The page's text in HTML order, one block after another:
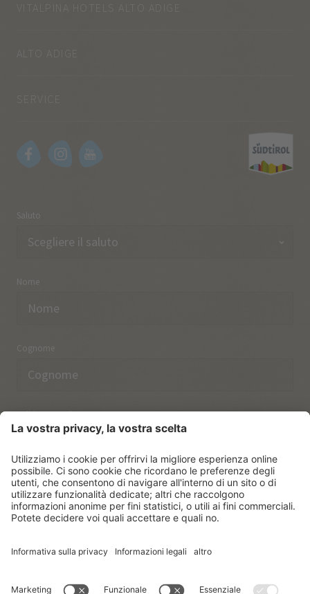
VITALPINA HOTELS ALTO ADIGE
ALTO ADIGE
Saluto
Nome
Cognome
Indirizzo email
Ho preso nota delle norme sulla protezione dei dati.